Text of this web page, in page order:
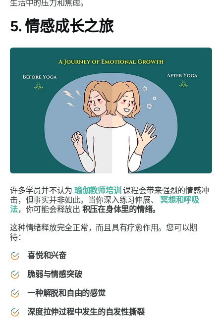
生活中的压力和焦虑。
5. 情感成长之旅
许多学员并不认为 瑜伽教师培训 课程会带来强烈的情感冲
击，但事实并非如此。当你深入练习伸展、 冥想和呼吸
法，你可能会释​​放出 积压在身体里的情绪。
这种情绪释放完全正常，而且具有疗愈作用。您可以期
待：
喜悦和兴奋
脆弱与情感突破
一种解脱和自由的感觉
深度拉伸过程中发生的自发性撕裂